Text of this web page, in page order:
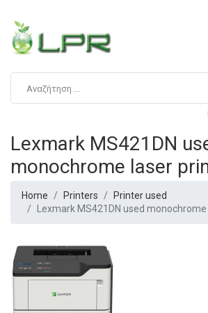
Lexmark MS421DN
monochrome laser
Home Printers
Printer used
Lexmark MS421DN used